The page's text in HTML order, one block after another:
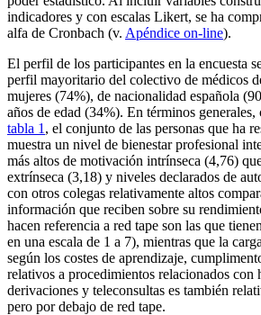
indicadores y con escalas Likert, se ha
alfa de Cronbach (v. Apéndice on-line).
El perfil de los participantes en la encuesta
perfil mayoritario del colectivo de médicos
mujeres (74%), de nacionalidad española
años de edad (34%). En términos generales,
tabla 1 , el conjunto de las personas que ha
muestra un nivel de bienestar profesional
más altos de motivación intrínseca (4,76)
extrínseca (3,18) y niveles declarados de
con otros colegas relativamente altos
información que reciben sobre su
hacen referencia a red tape son las que
en una escala de 1 a 7), mientras que la
según los costes de aprendizaje,
relativos a procedimientos relacionados con
derivaciones y teleconsultas es también
pero por debajo de red tape.